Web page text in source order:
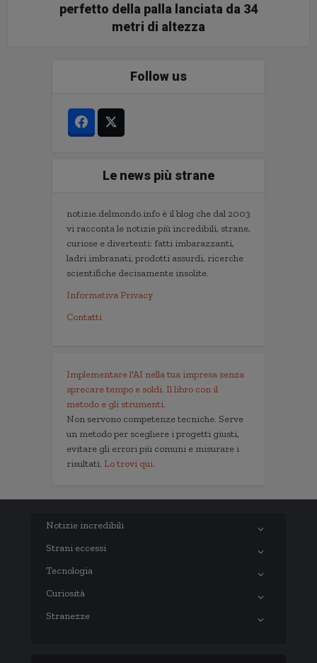
perfetto della palla lanciata da 34
metri di altezza
Follow us
Le news più strane
notizie.delmondo.info è il blog che dal 2003
vi racconta le notizie più incredibili, strane,
curiose e divertenti: fatti imbarazzanti,
ladri imbranati, prodotti assurdi, ricerche
scientifiche decisamente insolite.
Informativa Privacy
Contatti
Implementare l'AI nella tua impresa senza
sprecare tempo e soldi. Il libro con il
metodo e gli strumenti.
Non servono competenze tecniche. Serve
un metodo per scegliere i progetti giusti,
evitare gli errori più comuni e misurare i
risultati. Lo trovi qui.
Notizie incredibili
Strani eccessi
Tecnologia
Curiosità
Stranezze